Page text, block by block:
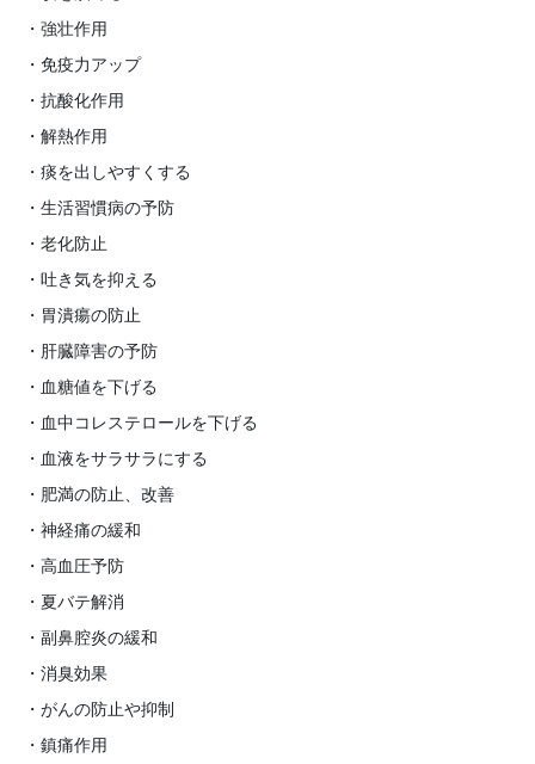
・強壮作用
・免疫力アップ
・抗酸化作用
・解熱作用
・痰を出しやすくする
・生活習慣病の予防
・老化防止
・吐き気を抑える
・胃潰瘍の防止
・肝臓障害の予防
・血糖値を下げる
・血中コレステロールを下げる
・血液をサラサラにする
・肥満の防止、改善
・神経痛の緩和
・高血圧予防
・夏バテ解消
・副鼻腔炎の緩和
・消臭効果
・がんの防止や抑制
・鎮痛作用